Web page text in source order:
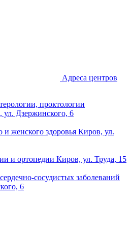
Адреса центров
проктологии
ул. Дзержинского, 6
женского здоровья Киров, ул.
и ортопедии Киров, ул. Труда, 15
сосудистых заболеваний
6